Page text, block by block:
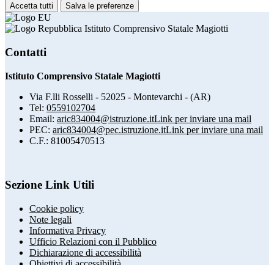
Accetta tutti Salva le preferenze
Istituto Comprensivo Statale Magiotti
Contatti
Istituto Comprensivo Statale Magiotti
Via F.lli Rosselli - 52025 - Montevarchi - (AR)
Tel: 0559102704
Email: aric834004@istruzione.itLink per inviare una mail
PEC: aric834004@pec.istruzione.itLink per inviare una mail
C.F.: 81005470513
Sezione Link Utili
Cookie policy
Note legali
Informativa Privacy
Ufficio Relazioni con il Pubblico
Dichiarazione di accessibilità